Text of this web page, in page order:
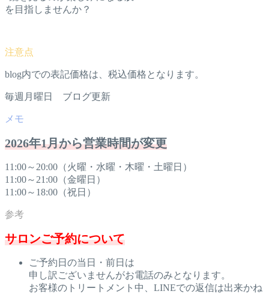
を目指しませんか？
blog内での表記価格は、税込価格となります。
毎週月曜日 ブログ更新
2026年1月から営業時間が変更
11:00～20:00（火曜・水曜・木曜・土曜日）
11:00～21:00（金曜日）
11:00～18:00（祝日）
サロンご予約について
ご予約日の当日・前日は
申し訳ございませんがお電話のみとなります。
お客様のトリートメント中、LINEでの返信は出来かね